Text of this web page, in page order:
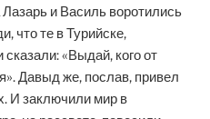
и Василь воротились
что те в Турийске,
«Выдай, кого от
Давыд же, послав, привел
И заключили мир в